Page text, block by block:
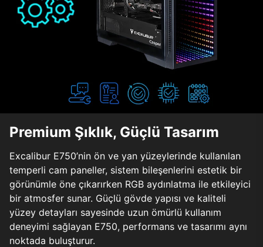
Premium Şıklık, Güçlü Tasarım
Excalibur E750’nin ön ve yan yüzeylerinde kullanılan
temperli cam paneller, sistem bileşenlerini estetik bir
görünümle öne çıkarırken RGB aydınlatma ile etkileyici
bir atmosfer sunar. Güçlü gövde yapısı ve kaliteli
yüzey detayları sayesinde uzun ömürlü kullanım
deneyimi sağlayan E750, performans ve tasarımı aynı
noktada buluşturur.